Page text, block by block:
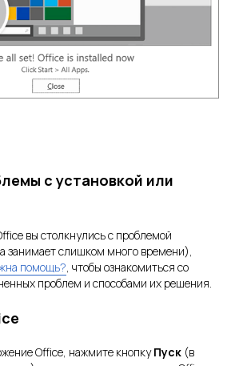
с установкой или
вы столкнулись с проблемой
занимает слишком много времени),
помощь?, чтобы ознакомиться со
проблем и способами их решения.
Office, нажмите кнопкуПуск (в